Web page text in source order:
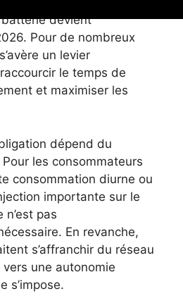
devient
Pour de nombreux
un levier
le temps de
et maximiser les
dépend du
les consommateurs
consommation diurne ou
importante sur le
pas
En revanche,
s’affranchir du réseau
une autonomie
s’impose.